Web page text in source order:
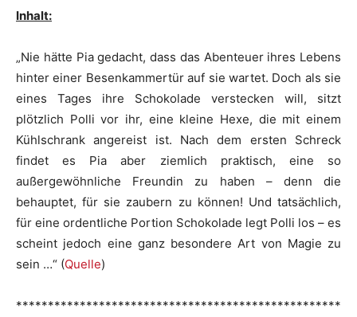
Inhalt:
„Nie hätte Pia gedacht, dass das Abenteuer ihres Lebens
hinter einer Besenkammertür auf sie wartet. Doch als sie
eines Tages ihre Schokolade verstecken will, sitzt
plötzlich Polli vor ihr, eine kleine Hexe, die mit einem
Kühlschrank angereist ist. Nach dem ersten Schreck
findet es Pia aber ziemlich praktisch, eine so
außergewöhnliche Freundin zu haben – denn die
behauptet, für sie zaubern zu können! Und tatsächlich,
für eine ordentliche Portion Schokolade legt Polli los – es
scheint jedoch eine ganz besondere Art von Magie zu
sein …“ (Quelle)
***************************************************